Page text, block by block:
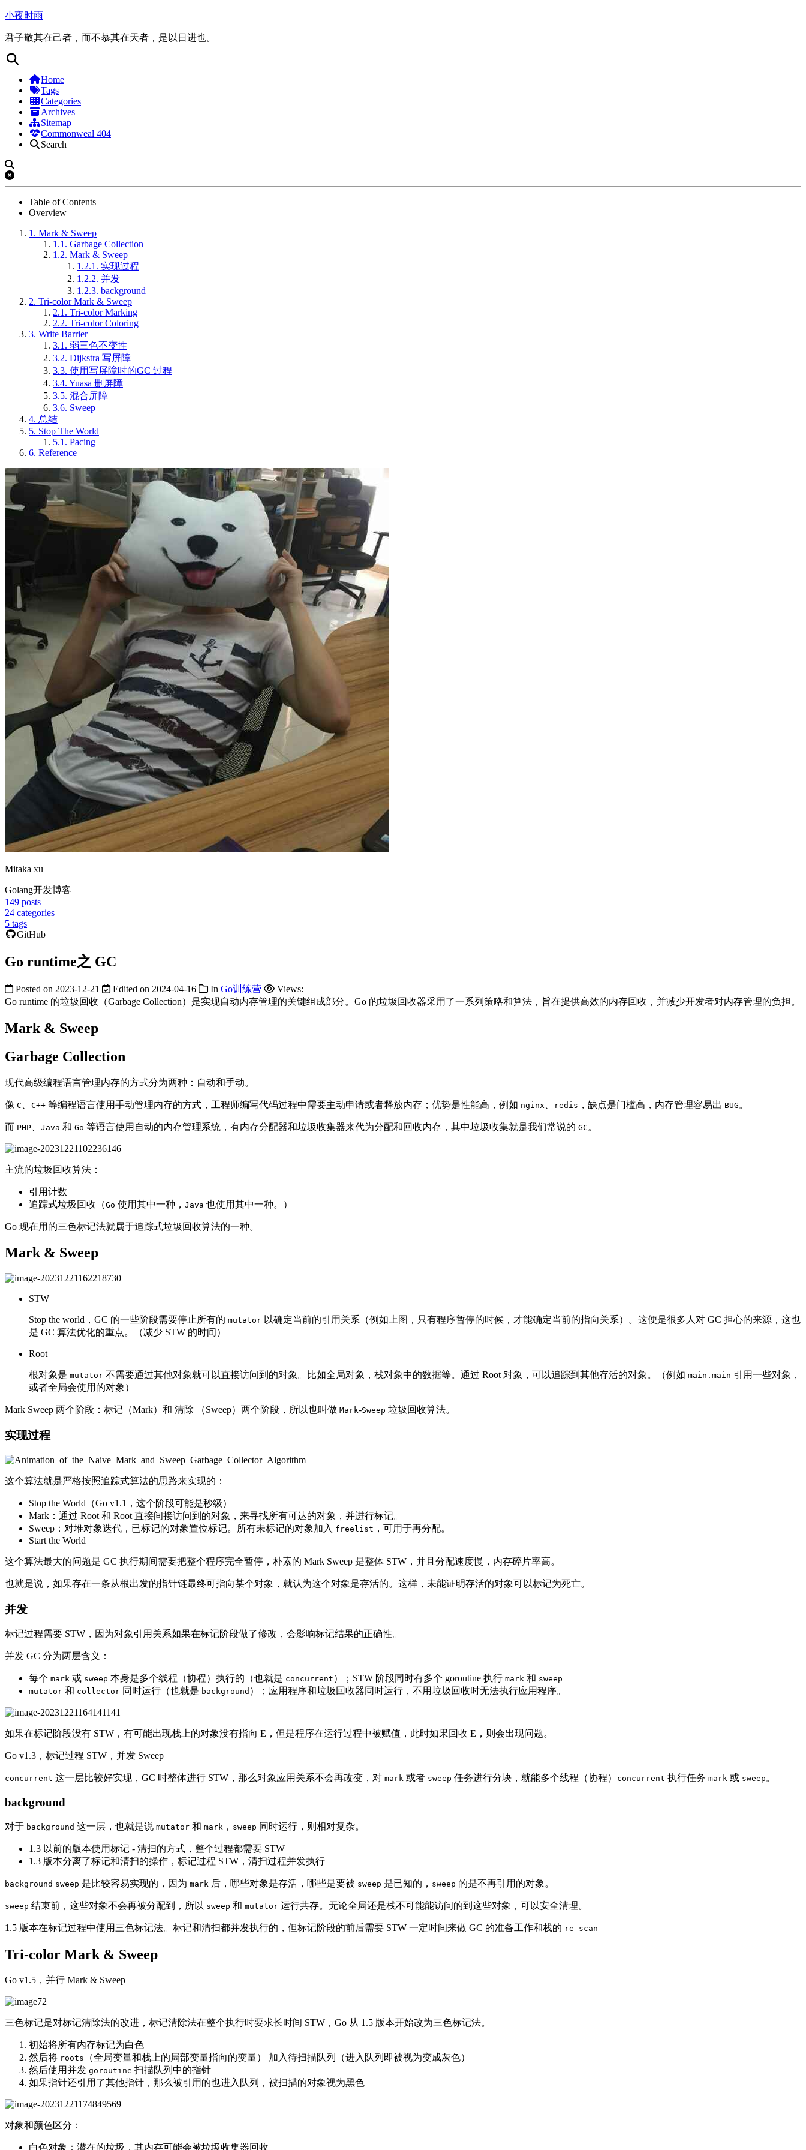
小夜时雨
君子敬其在己者，而不慕其在天者，是以日进也。
Home
Tags
Categories
Archives
Sitemap
Commonweal 404
Search
Table of Contents
Overview
1. Mark & Sweep
1.1. Garbage Collection
1.2. Mark & Sweep
1.2.1. 实现过程
1.2.2. 并发
1.2.3. background
2. Tri-color Mark & Sweep
2.1. Tri-color Marking
2.2. Tri-color Coloring
3. Write Barrier
3.1. 弱三色不变性
3.2. Dijkstra 写屏障
3.3. 使用写屏障时的GC 过程
3.4. Yuasa 删屏障
3.5. 混合屏障
3.6. Sweep
4. 总结
5. Stop The World
5.1. Pacing
6. Reference
Mitaka xu
Golang开发博客
149 posts
24 categories
5 tags
GitHub
Go runtime之 GC
Posted on 2023-12-21 Edited on 2024-04-16 In Go训练营
Views:
Go runtime 的垃圾回收（Garbage Collection）是实现自动内存管理的关键组成部分。Go 的垃圾回收器采用了一系列策略和算法，旨在提供高效的内存回收，并减少开发者对内存管理的负担。
Mark & Sweep
Garbage Collection
现代高级编程语言管理内存的方式分为两种：自动和手动。
像 C C++ 等编程语言使用手动管理内存的方式，工程师编写代码过程中需要主动申请或者释放内存；优势是性能高，例如 nginx redis ，缺点是门槛高，内存管理容易出 BUG 。
而 PHP Java 和 Go 等语言使用自动的内存管理系统，有内存分配器和垃圾收集器来代为分配和回收内存，其中垃圾收集就是我们常说的 GC 。
主流的垃圾回收算法：
引用计数
追踪式垃圾回收（Go 使用其中一种， Java 也使用其中一种。）
Go 现在用的三色标记法就属于追踪式垃圾回收算法的一种。
Mark & Sweep
STW
Stop the world，GC 的一些阶段需要停止所有的 mutator 以确定当前的引用关系（例如上图，只有程序暂停的时候，才能确定当前的指向关系）。这便是很多人对 GC 担心的来源，这也
是 GC 算法优化的重点。（减少 STW 的时间）
Root
根对象是 mutator 不需要通过其他对象就可以直接访问到的对象。比如全局对象，栈对象中的数据等。通过 Root 对象，可以追踪到其他存活的对象。（例如 main.main 引用一些对象，
或者全局会使用的对象）
Mark Sweep 两个阶段：标记（Mark）和 清除 （Sweep）两个阶段，所以也叫做 Mark-Sweep 垃圾回收算法。
实现过程
这个算法就是严格按照追踪式算法的思路来实现的：
Stop the World（Go v1.1，这个阶段可能是秒级）
Mark：通过 Root 和 Root 直接间接访问到的对象，来寻找所有可达的对象，并进行标记。
Sweep：对堆对象迭代，已标记的对象置位标记。所有未标记的对象加入 freelist ，可用于再分配。
Start the World
这个算法最大的问题是 GC 执行期间需要把整个程序完全暂停，朴素的 Mark Sweep 是整体 STW，并且分配速度慢，内存碎片率高。
也就是说，如果存在一条从根出发的指针链最终可指向某个对象，就认为这个对象是存活的。这样，未能证明存活的对象可以标记为死亡。
并发
标记过程需要 STW，因为对象引用关系如果在标记阶段做了修改，会影响标记结果的正确性。
并发 GC 分为两层含义：
每个 mark 或 sweep 本身是多个线程（协程）执行的（也就是 concurrent ）；STW 阶段同时有多个 goroutine 执行 mark 和 sweep
mutator 和 collector 同时运行（也就是 background ）；应用程序和垃圾回收器同时运行，不用垃圾回收时无法执行应用程序。
如果在标记阶段没有 STW，有可能出现栈上的对象没有指向 E，但是程序在运行过程中被赋值，此时如果回收 E，则会出现问题。
Go v1.3，标记过程 STW，并发 Sweep
concurrent 这一层比较好实现，GC 时整体进行 STW，那么对象应用关系不会再改变，对 mark 或者 sweep 任务进行分块，就能多个线程（协程） concurrent 执行任务 mark 或 sweep 。
background
对于 background 这一层，也就是说 mutator 和 mark ， sweep 同时运行，则相对复杂。
1.3 以前的版本使用标记 - 清扫的方式，整个过程都需要 STW
1.3 版本分离了标记和清扫的操作，标记过程 STW，清扫过程并发执行
background sweep 是比较容易实现的，因为 mark 后，哪些对象是存活，哪些是要被 sweep 是已知的， sweep 的是不再引用的对象。
sweep 结束前，这些对象不会再被分配到，所以 sweep 和 mutator 运行共存。无论全局还是栈不可能能访问的到这些对象，可以安全清理。
1.5 版本在标记过程中使用三色标记法。标记和清扫都并发执行的，但标记阶段的前后需要 STW 一定时间来做 GC 的准备工作和栈的 re-scan
Tri-color Mark & Sweep
Go v1.5，并行 Mark & Sweep
三色标记是对标记清除法的改进，标记清除法在整个执行时要求长时间 STW，Go 从 1.5 版本开始改为三色标记法。
初始将所有内存标记为白色
然后将 roots
（全局变量和栈上的局部变量指向的变量） 加入待扫描队列（进入队列即被视为变成灰色）
然后使用并发 goroutine 扫描队列中的指针
如果指针还引用了其他指针，那么被引用的也进入队列，被扫描的对象视为黑色
对象和颜色区分：
白色对象：潜在的垃圾，其内存可能会被垃圾收集器回收